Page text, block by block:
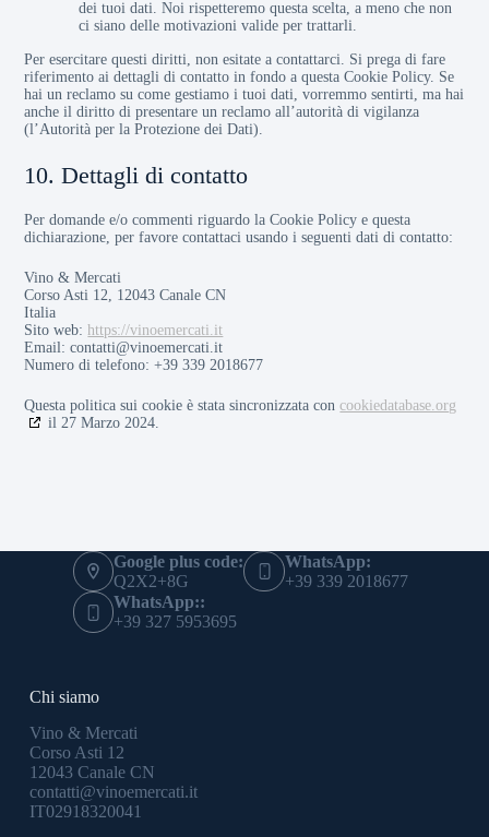
dei tuoi dati. Noi rispetteremo questa scelta, a meno che non
ci siano delle motivazioni valide per trattarli.
Per esercitare questi diritti, non esitate a contattarci. Si prega di fare
riferimento ai dettagli di contatto in fondo a questa Cookie Policy. Se
hai un reclamo su come gestiamo i tuoi dati, vorremmo sentirti, ma hai
anche il diritto di presentare un reclamo all’autorità di vigilanza
(l’Autorità per la Protezione dei Dati).
10. Dettagli di contatto
Per domande e/o commenti riguardo la Cookie Policy e questa
dichiarazione, per favore contattaci usando i seguenti dati di contatto:
Vino & Mercati
Corso Asti 12, 12043 Canale CN
Italia
Sito web:https://vinoemercati.it
Email:contatti@vinoemercati.it
Numero di telefono: +39 339 2018677
Questa politica sui cookie è stata sincronizzata concookiedatabase.org
il 27 Marzo 2024.
Google plus code:
Q2X2+8G
WhatsApp:
+39 339 2018677
WhatsApp::
+39 327 5953695
Chi siamo
Vino & Mercati
Corso Asti 12
12043 Canale CN
contatti@vinoemercati.it
IT02918320041